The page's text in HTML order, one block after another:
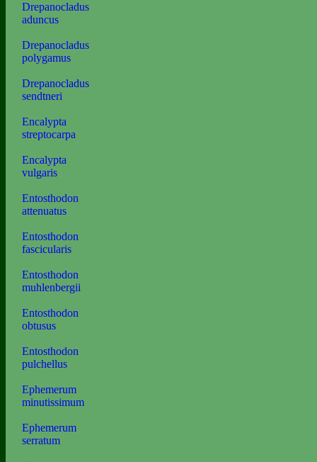
Drepanocladus
aduncus
Drepanocladus
polygamus
Drepanocladus
sendtneri
Encalypta
streptocarpa
Encalypta
vulgaris
Entosthodon
attenuatus
Entosthodon
fascicularis
Entosthodon
muhlenbergii
Entosthodon
obtusus
Entosthodon
pulchellus
Ephemerum
minutissimum
Ephemerum
serratum